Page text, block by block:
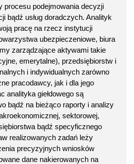
procesu podejmowania decyzji
bądź usług doradczych. Analityk
pracę na rzecz instytucji
ubezpieczeniowe, biura
zarządzające aktywami takie
emerytalne), przedsiębiorstw i
i indywidualnych zarówno
pracodawcy, jak i dla jego
analityka giełdowego są
bądź na bieżąco raporty i analizy
sektorowej,
bądź specyficznego
realizowanych zadań leży
precyzyjnych wniosków
dane nakierowanych na